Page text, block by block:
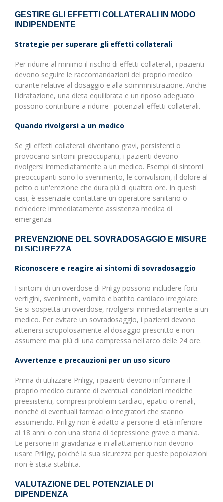
GESTIRE GLI EFFETTI COLLATERALI IN MODO
INDIPENDENTE
Strategie per superare gli effetti collaterali
Per ridurre al minimo il rischio di effetti collaterali, i pazienti
devono seguire le raccomandazioni del proprio medico
curante relative al dosaggio e alla somministrazione. Anche
l'idratazione, una dieta equilibrata e un riposo adeguato
possono contribuire a ridurre i potenziali effetti collaterali.
Quando rivolgersi a un medico
Se gli effetti collaterali diventano gravi, persistenti o
provocano sintomi preoccupanti, i pazienti devono
rivolgersi immediatamente a un medico. Esempi di sintomi
preoccupanti sono lo svenimento, le convulsioni, il dolore al
petto o un'erezione che dura più di quattro ore. In questi
casi, è essenziale contattare un operatore sanitario o
richiedere immediatamente assistenza medica di
emergenza.
PREVENZIONE DEL SOVRADOSAGGIO E MISURE
DI SICUREZZA
Riconoscere e reagire ai sintomi di sovradosaggio
I sintomi di un'overdose di Priligy possono includere forti
vertigini, svenimenti, vomito e battito cardiaco irregolare.
Se si sospetta un'overdose, rivolgersi immediatamente a un
medico. Per evitare un sovradosaggio, i pazienti devono
attenersi scrupolosamente al dosaggio prescritto e non
assumere mai più di una compressa nell'arco delle 24 ore.
Avvertenze e precauzioni per un uso sicuro
Prima di utilizzare Priligy, i pazienti devono informare il
proprio medico curante di eventuali condizioni mediche
preesistenti, compresi problemi cardiaci, epatici o renali,
nonché di eventuali farmaci o integratori che stanno
assumendo. Priligy non è adatto a persone di età inferiore
ai 18 anni o con una storia di depressione grave o mania.
Le persone in gravidanza e in allattamento non devono
usare Priligy, poiché la sua sicurezza per queste popolazioni
non è stata stabilita.
VALUTAZIONE DEL POTENZIALE DI
DIPENDENZA